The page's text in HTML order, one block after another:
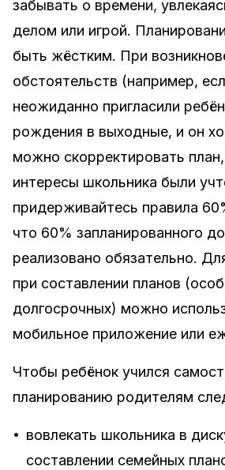
забывать о времени,
делом или игрой.
быть жёстким. При
обстоятельств (например,
неожиданно пригласили
рождения в выходные, и он
можно скорректировать
интересы школьника были
придерживайтесь правила
что 60% запланированного
реализовано обязательно.
при составлении планов
долгосрочных) можно
мобильное приложение или
Чтобы ребёнок учился
планированию родителям
• вовлекать школьника в
составлении семейных